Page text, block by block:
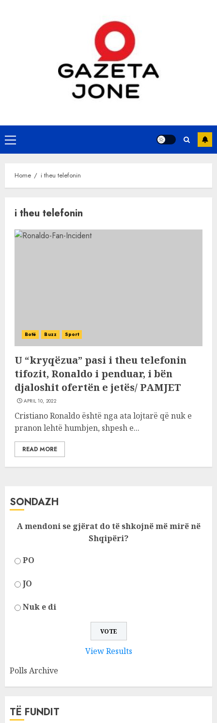
Primary
Menu
Home i theu telefonin
i theu telefonin
Botë Buzz Sport
U “kryqëzua” pasi i theu telefonin
tifozit, Ronaldo i penduar, i bën
djaloshit ofertën e jetës/ PAMJET
APRIL 10, 2022
Cristiano Ronaldo është nga ata lojtarë që nuk e
pranon lehtë humbjen, shpesh e...
READ MORE
SONDAZH
A mendoni se gjërat do të shkojnë më mirë në
Shqipëri?
PO
JO
Nuk e di
View Results
Polls Archive
TË FUNDIT